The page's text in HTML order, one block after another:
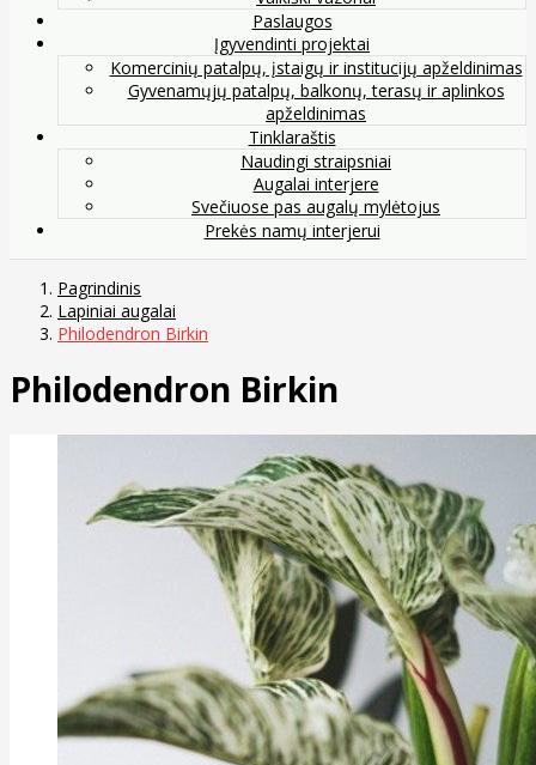
Paslaugos
Įgyvendinti projektai
Komercinių patalpų, įstaigų ir institucijų apželdinimas
Gyvenamųjų patalpų, balkonų, terasų ir aplinkos
apželdinimas
Tinklaraštis
Naudingi straipsniai
Augalai interjere
Svečiuose pas augalų mylėtojus
Prekės namų interjerui
Pagrindinis
Lapiniai augalai
Philodendron Birkin
Philodendron Birkin